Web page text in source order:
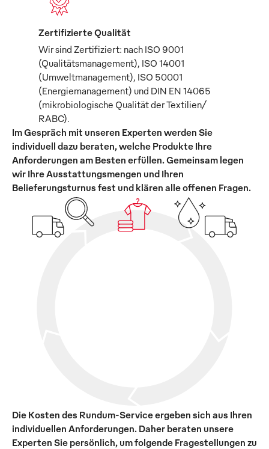
Zertifizierte Qualität
Wir sind Zertifiziert: nach ISO 9001
(Qualitätsmanagement), ISO 14001
(Umweltmanagement), ISO 50001
(Energiemanagement) und DIN EN 14065
(mikrobiologische Qualität der Textilien/
RABC).
Im Gespräch mit unseren Experten werden Sie
individuell dazu beraten, welche Produkte Ihre
Anforderungen am Besten erfüllen. Gemeinsam legen
wir Ihre Ausstattungsmengen und Ihren
Belieferungsturnus fest und klären alle offenen Fragen.
Die Kosten des Rundum-Service ergeben sich aus Ihren
individuellen Anforderungen. Daher beraten unsere
Experten Sie persönlich, um folgende Fragestellungen zu